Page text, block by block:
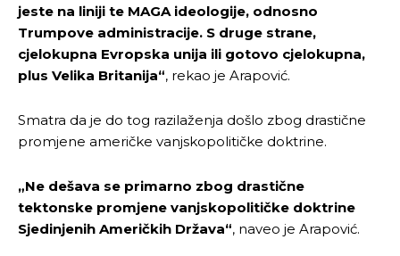
jeste na liniji te MAGA ideologije, odnosno
Trumpove administracije. S druge strane,
cjelokupna Evropska unija ili gotovo cjelokupna,
plus Velika Britanija“, rekao je Arapović.
Smatra da je do tog razilaženja došlo zbog drastične
promjene američke vanjskopolitičke doktrine.
„Ne dešava se primarno zbog drastične
tektonske promjene vanjskopolitičke doktrine
Sjedinjenih Američkih Država“, naveo je Arapović.